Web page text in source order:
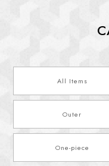
All Items
Outer
One-piece